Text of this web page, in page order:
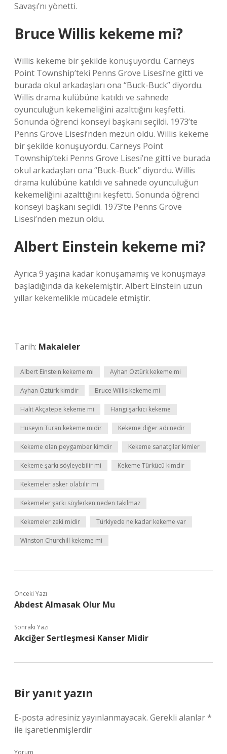
Savaşı’nı yönetti.
Bruce Willis kekeme mi?
Willis kekeme bir şekilde konuşuyordu. Carneys
Point Township’teki Penns Grove Lisesi’ne gitti ve
burada okul arkadaşları ona “Buck-Buck” diyordu.
Willis drama kulübüne katıldı ve sahnede
oyunculuğun kekemeliğini azalttığını keşfetti.
Sonunda öğrenci konseyi başkanı seçildi. 1973’te
Penns Grove Lisesi’nden mezun oldu. Willis kekeme
bir şekilde konuşuyordu. Carneys Point
Township’teki Penns Grove Lisesi’ne gitti ve burada
okul arkadaşları ona “Buck-Buck” diyordu. Willis
drama kulübüne katıldı ve sahnede oyunculuğun
kekemeliğini azalttığını keşfetti. Sonunda öğrenci
konseyi başkanı seçildi. 1973’te Penns Grove
Lisesi’nden mezun oldu.
Albert Einstein kekeme mi?
Ayrıca 9 yaşına kadar konuşamamış ve konuşmaya
başladığında da kekelemiştir. Albert Einstein uzun
yıllar kekemelikle mücadele etmiştir.
Tarih: Makaleler
Albert Einstein kekeme mi Ayhan Öztürk kekeme mi
Ayhan Öztürk kimdir Bruce Willis kekeme mi
Halit Akçatepe kekeme mi Hangi şarkıcı kekeme
Hüseyin Turan kekeme midir Kekeme diğer adı nedir
Kekeme olan peygamber kimdir Kekeme sanatçılar kimler
Kekeme şarkı söyleyebilir mi Kekeme Türkücü kimdir
Kekemeler asker olabilir mi
Kekemeler şarkı söylerken neden takılmaz
Kekemeler zeki midir Türkiyede ne kadar kekeme var
Winston Churchill kekeme mi
Önceki Yazı
Abdest Almasak Olur Mu
Sonraki Yazı
Akciğer Sertleşmesi Kanser Midir
Bir yanıt yazın
E-posta adresiniz yayınlanmayacak. Gerekli alanlar*
ile işaretlenmişlerdir
Yorum